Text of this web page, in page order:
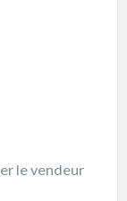
le vendeur